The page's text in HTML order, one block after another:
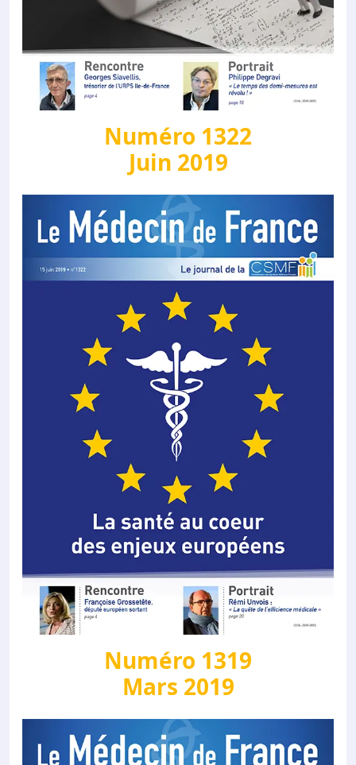
Numéro 1322
Juin 2019
Numéro 1319
Mars 2019